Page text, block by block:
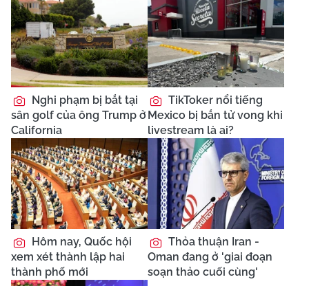
Nghi phạm bị bắt tại
sân golf của ông Trump ở
California
TikToker nổi tiếng
Mexico bị bắn tử vong khi
livestream là ai?
Hôm nay, Quốc hội
xem xét thành lập hai
thành phố mới
Thỏa thuận Iran -
Oman đang ở 'giai đoạn
soạn thảo cuối cùng'